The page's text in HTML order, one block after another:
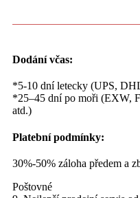
Dodání včas:
*5-10 dní letecky (UPS,
*25–45 dní po moři (EXW,
atd.)
Platební podmínky:
30%-50% záloha předem a
Poštovné